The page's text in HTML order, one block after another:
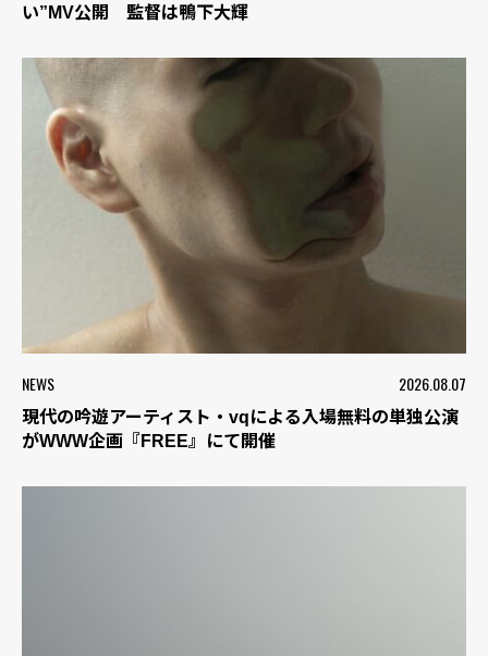
い”MV公開 監督は鴨下大輝
NEWS 2026.08.07
現代の吟遊アーティスト・vqによる入場無料の単独公演
がWWW企画『FREE』にて開催